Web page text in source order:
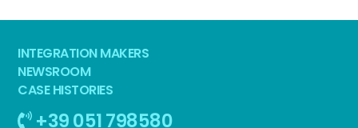
INTEGRATION MAKERS
NEWSROOM
CASE HISTORIES
+39 051 798580